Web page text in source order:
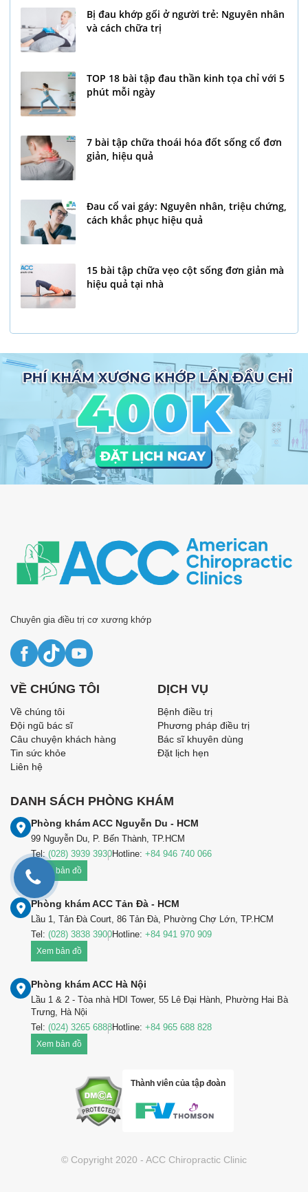
Bị đau khớp gối ở người trẻ: Nguyên nhân
và cách chữa trị
TOP 18 bài tập đau thần kinh tọa chỉ với 5
phút mỗi ngày
7 bài tập chữa thoái hóa đốt sống cổ đơn
giản, hiệu quả
Đau cổ vai gáy: Nguyên nhân, triệu chứng,
cách khắc phục hiệu quả
15 bài tập chữa vẹo cột sống đơn giản mà
hiệu quả tại nhà
Chuyên gia điều trị cơ xương khớp
DANH SÁCH PHÒNG KHÁM
Phòng khám ACC Nguyễn Du - HCM
99 Nguyễn Du, P. Bến Thành, TP.HCM
Tel: (028) 3939 3930Hotline: +84 946 740 066
Xem bản đồ
Phòng khám ACC Tản Đà - HCM
Lầu 1, Tản Đà Court, 86 Tản Đà, Phường Chợ Lớn, TP.HCM
Tel: (028) 3838 3900Hotline: +84 941 970 909
Xem bản đồ
Phòng khám ACC Hà Nội
Lầu 1 & 2 - Tòa nhà HDI Tower, 55 Lê Đại Hành, Phường Hai Bà
Trưng, Hà Nội
Tel: (024) 3265 6888Hotline: +84 965 688 828
Xem bản đồ
VỀ CHÚNG TÔI
Về chúng tôi
Đội ngũ bác sĩ
Câu chuyện khách hàng
Tin sức khỏe
Liên hệ
DỊCH VỤ
Bệnh điều trị
Phương pháp điều trị
Bác sĩ khuyên dùng
Đặt lịch hẹn
Thành viên của tập đoàn
© Copyright 2020 - ACC Chiropractic Clinic